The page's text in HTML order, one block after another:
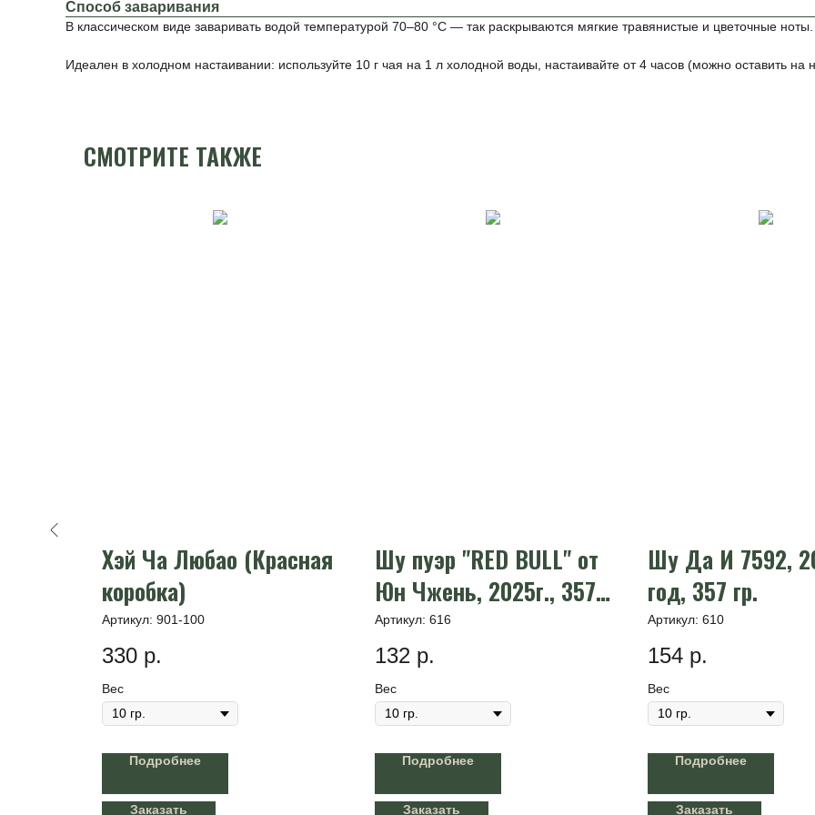
Способ заваривания
В классическом виде заваривать водой температурой 70–80 °C — так раскрываются мягкие травянистые и цветочные ноты.
Идеален в холодном настаивании: используйте 10 г чая на 1 л холодной воды, настаивайте от 4 часов (можно оставить на
СМОТРИТЕ ТАКЖЕ
Хэй Ча Любао (Красная
коробка)
Артикул: 901-100
330 р.
Вес
Подробнее
Заказать
Шу пуэр "RED BULL" от
Юн Чжень, 2025г., 357
гр.
Артикул: 616
132 р.
Вес
Подробнее
Заказать
Шу Да И 7592,
год, 357 гр.
Артикул: 610
154 р.
Вес
Подробнее
Заказать